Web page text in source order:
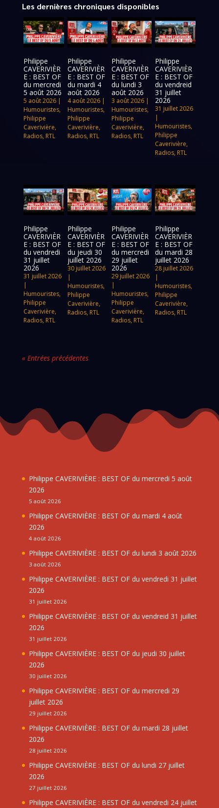
Les dernières chroniques disponibles
Philippe
CAVERIVIÈR
E : BEST OF
du mercredi
5 août 2026
5 août 2026 |
Humouristes,
Philippe
Caverivière,
Radios, RTL
Philippe
CAVERIVIÈR
E : BEST OF
du mardi 4
août 2026
4 août 2026|
Humouristes,
Philippe
Caverivière,
Radios, RTL
Philippe
CAVERIVIÈR
E : BEST OF
du lundi 3
août 2026
3 août 2026|
Humouristes,
Philippe
Caverivière,
Radios, RTL
Philippe
CAVERIVIÈR
E : BEST OF
du vendreid
31 juillet
2026
31 juillet 2026
|
Humouristes,
Philippe
Caverivière,
Radios, RTL
Philippe
CAVERIVIÈR
E : BEST OF
du vendredi
31 juillet
2026
31 juillet 2026
|
Humouristes,
Philippe
Caverivière,
Radios, RTL
Philippe
CAVERIVIÈR
E : BEST OF
du jeudi 30
juillet 2026
30 juillet 2026
|
Humouristes,
Philippe
Caverivière,
Radios, RTL
Philippe
CAVERIVIÈR
E : BEST OF
du mercredi
29 juillet
2026
29 juillet 2026
|
Humouristes,
Philippe
Caverivière,
Radios, RTL
Philippe
CAVERIVIÈR
E : BEST OF
du mardi 28
juillet 2026
28 juillet 2026
|
Humouristes,
Philippe
Caverivière,
Radios, RTL
« Entrées précédentes
Philippe CAVERIVIÈRE : BEST OF du mercredi 5 août
2026
5 août 2026
Philippe CAVERIVIÈRE : BEST OF du mardi 4 août
2026
4 août 2026
Philippe CAVERIVIÈRE : BEST OF du lundi 3 août 2026
3 août 2026
Philippe CAVERIVIÈRE : BEST OF du vendredi 31 juillet
2026
31 juillet 2026
Philippe CAVERIVIÈRE : BEST OF du vendreid 31 juillet
2026
31 juillet 2026
Philippe CAVERIVIÈRE : BEST OF du jeudi 30 juillet
2026
30 juillet 2026
Philippe CAVERIVIÈRE : BEST OF du mercredi 29
juillet 2026
29 juillet 2026
Philippe CAVERIVIÈRE : BEST OF du mardi 28 juillet
2026
28 juillet 2026
Philippe CAVERIVIÈRE : BEST OF du lundi 27 juillet
2026
27 juillet 2026
Philippe CAVERIVIÈRE : BEST OF du vendredi 24 juillet